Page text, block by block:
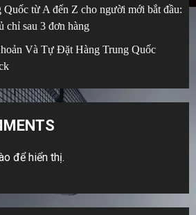
từ A đến Z cho người mới bắt đầu:
chỉ sau 3 đơn hàng
Và Tự Đặt Hàng Trung Quốc
để hiển thị.